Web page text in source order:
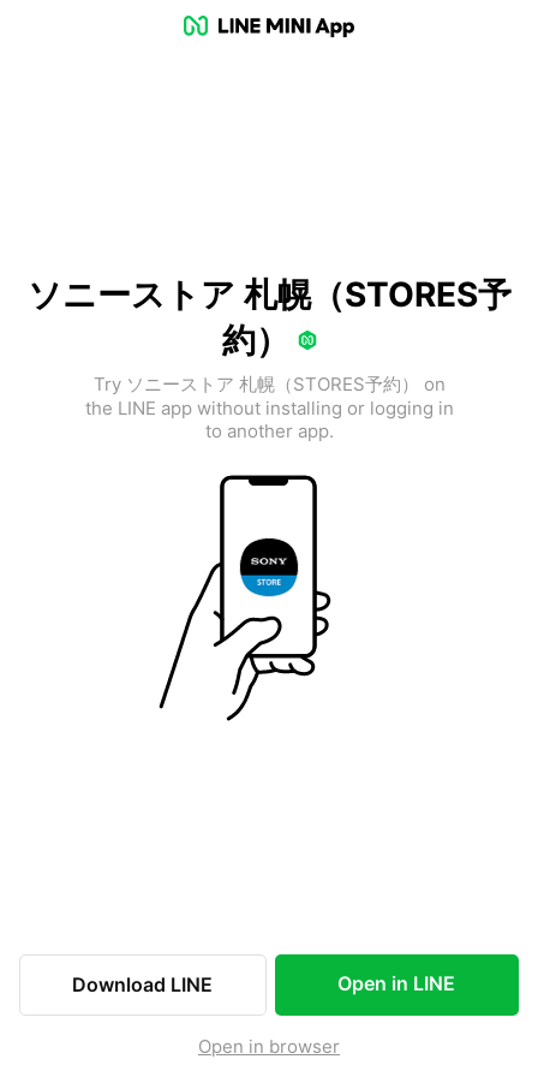
ソニーストア 札幌（STORES予
約）
Try ソニーストア 札幌（STORES予約） on
the LINE app without installing or logging in
to another app.
Download LINE Open in LINE
Open in browser